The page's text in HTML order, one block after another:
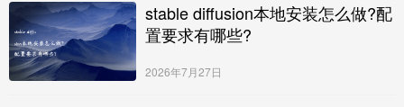
stable diffusion本地安装怎么做?配
置要求有哪些?
2026年7月27日